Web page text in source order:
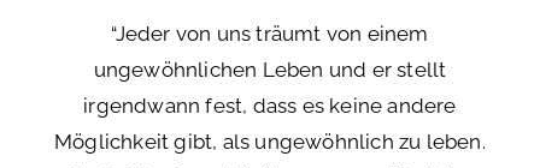
“Jeder von uns träumt von einem
ungewöhnlichen Leben und er stellt
irgendwann fest, dass es keine andere
Möglichkeit gibt, als ungewöhnlich zu leben.